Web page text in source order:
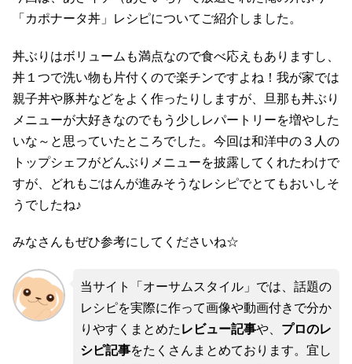
「カポナータ丼」レシピについてご紹介しました。
丼ぶりはボリュームも満点なので食べ応えもありますし、
丼１つで洗い物も片付くので楽チンですよね！我が家では
親子丼や豚丼などをよく作ったりしますが、旦那も丼ぶり
メニューが大好きなのでもう少しレパートリーを増やした
いな～と思っていたところでした。今回は和洋中の３人の
トップシェフがどんぶりメニューを披露してくれたわけで
すが、どれもごはんが進みそうなレシピでとてもおいしそ
うでしたね♪
みなさんもぜひ参考にしてくださいね☆
当サイト「オーサムスタイル」では、話題の
レシピを実際に作って画像や動画付きで分か
りやすくまとめた レビュー記事や、 プロのレ
シピ記事をたくさんまとめております。宜し